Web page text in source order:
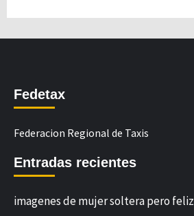
Fedetax
Federacion Regional de Taxis
Entradas recientes
imagenes de mujer soltera pero feliz